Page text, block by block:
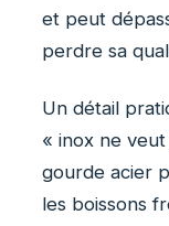
et peut
perdre sa
Un détail
« inox ne
gourde acier
les boissons